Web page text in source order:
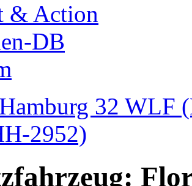
& Action
DB
32 WLF
2952)